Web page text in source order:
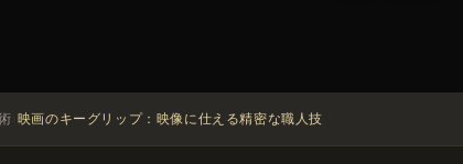
映画のキーグリップ：映像に仕える精密な職人技